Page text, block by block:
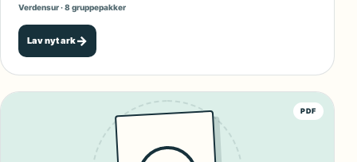
Verdensur · 8 gruppepakker
Lav nyt ark→
PDF